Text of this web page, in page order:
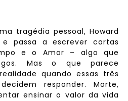
tragédia pessoal, Howard
passa a escrever cartas
e o Amor – algo que
Mas o que parece
quando essas três
responder. Morte,
ensinar o valor da vida